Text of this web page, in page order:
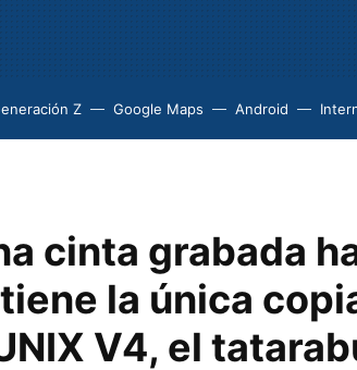
Z Google Maps Android
cinta grabada
la única
V4, el